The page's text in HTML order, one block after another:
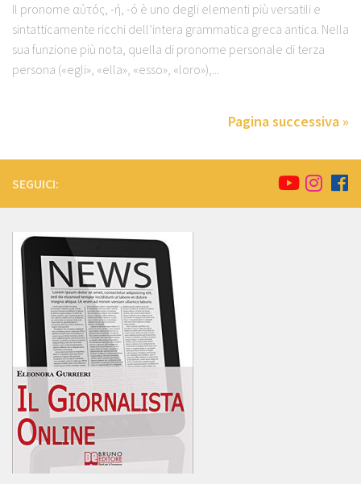
Il pronome αὐτός, -ή, -ό è uno degli elementi più versatili e
sintatticamente ricchi dell’intera grammatica greca antica. Nella
sua funzione più nota, quella di pronome personale di terza
persona («egli», «ella», «esso», «loro»),...
Pagina successiva »
SEGUICI: